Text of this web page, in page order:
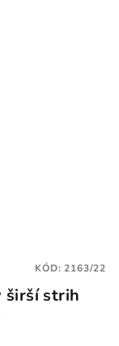
širší strih
KÓD:2163/22